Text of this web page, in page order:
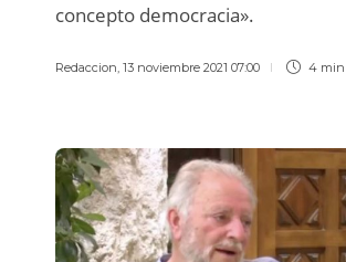
concepto democracia».
Redaccion, 13 noviembre 2021 07:00 4 min